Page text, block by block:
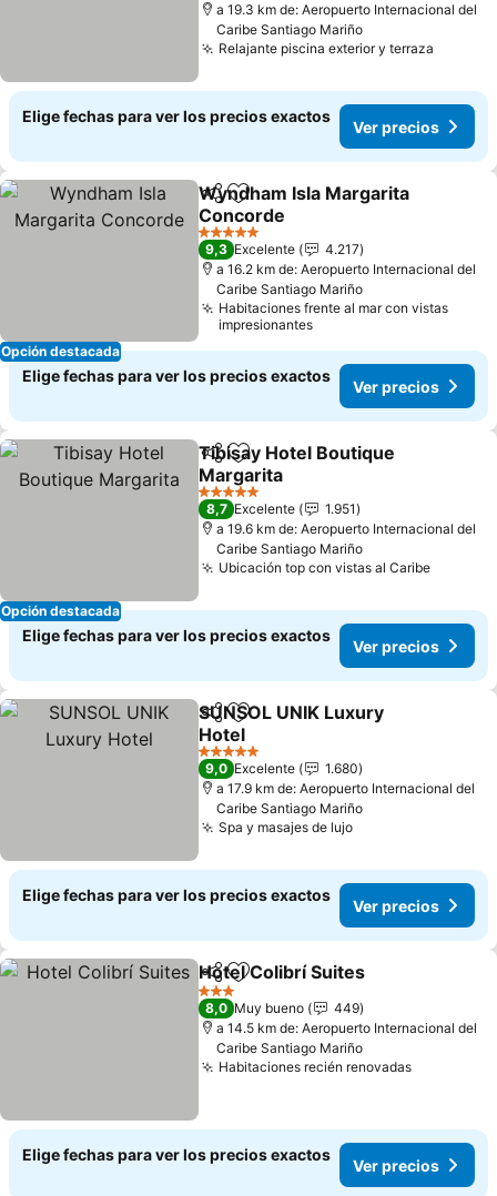
a 19.3 km de: Aeropuerto Internacional del
Caribe Santiago Mariño
Relajante piscina exterior y terraza
Elige fechas para ver los precios exactos
Ver precios
Opción destacada
CompartirAgregar a favoritos
Wyndham Isla Margarita
Concorde
5 Estrellas
9,3 Excelente
4.217
a 16.2 km de: Aeropuerto Internacional del
Caribe Santiago Mariño
Habitaciones frente al mar con vistas
impresionantes
Elige fechas para ver los precios exactos
Ver precios
Opción destacada
Compartir
Agregar a favoritos
Tibisay Hotel Boutique
Margarita
5 Estrellas
8,7 Excelente
1.951
a 19.6 km de: Aeropuerto Internacional del
Caribe Santiago Mariño
Ubicación top con vistas al Caribe
Elige fechas para ver los precios exactos
Ver precios
CompartirAgregar a favoritos
SUNSOL UNIK Luxury
Hotel
5 Estrellas
9,0 Excelente
1.680
a 17.9 km de: Aeropuerto Internacional del
Caribe Santiago Mariño
Spa y masajes de lujo
Elige fechas para ver los precios exactos
Ver precios
CompartirAgregar a favoritos
Hotel Colibrí Suites
3 Estrellas
8,0 Muy bueno
449
a 14.5 km de: Aeropuerto Internacional del
Caribe Santiago Mariño
Habitaciones recién renovadas
Elige fechas para ver los precios exactos
Ver precios